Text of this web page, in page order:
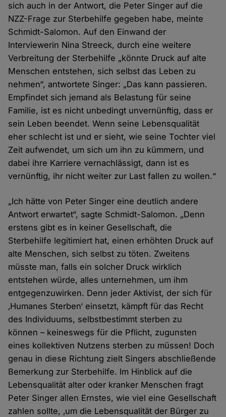
sich auch in der Antwort, die Peter Singer auf die
NZZ-Frage zur Sterbehilfe gegeben habe, meinte
Schmidt-Salomon. Auf den Einwand der
Interviewerin Nina Streeck, durch eine weitere
Verbreitung der Sterbehilfe „könnte Druck auf alte
Menschen entstehen, sich selbst das Leben zu
nehmen“, antwortete Singer: „Das kann passieren.
Empfindet sich jemand als Belastung für seine
Familie, ist es nicht unbedingt unvernünftig, dass er
sein Leben beendet. Wenn seine Lebensqualität
eher schlecht ist und er sieht, wie seine Tochter viel
Zeit aufwendet, um sich um ihn zu kümmern, und
dabei ihre Karriere vernachlässigt, dann ist es
vernünftig, ihr nicht weiter zur Last fallen zu wollen.“
„Ich hätte von Peter Singer eine deutlich andere
Antwort erwartet“, sagte Schmidt-Salomon. „Denn
erstens gibt es in keiner Gesellschaft, die
Sterbehilfe legitimiert hat, einen erhöhten Druck auf
alte Menschen, sich selbst zu töten. Zweitens
müsste man, falls ein solcher Druck wirklich
entstehen würde, alles unternehmen, um ihm
entgegenzuwirken. Denn jeder Aktivist, der sich für
‚Humanes Sterben‘ einsetzt, kämpft für das Recht
des Individuums, selbstbestimmt sterben zu
können – keineswegs für die Pflicht, zugunsten
eines kollektiven Nutzens sterben zu müssen! Doch
genau in diese Richtung zielt Singers abschließende
Bemerkung zur Sterbehilfe. Im Hinblick auf die
Lebensqualität alter oder kranker Menschen fragt
Peter Singer allen Ernstes, wie viel eine Gesellschaft
zahlen sollte, ‚um die Lebensqualität der Bürger zu